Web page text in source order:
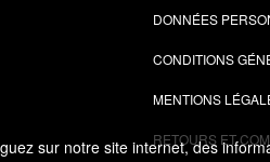
sur notre site internet, des
DONNÉES
CONDITIONS
MENTIONS
RETOURS ET